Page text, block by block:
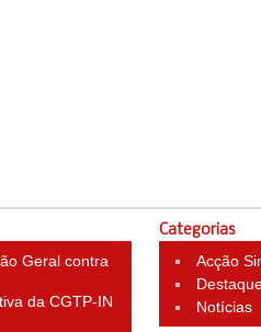
Geral contra
da CGTP-IN
Categorias
Acção
Notícias